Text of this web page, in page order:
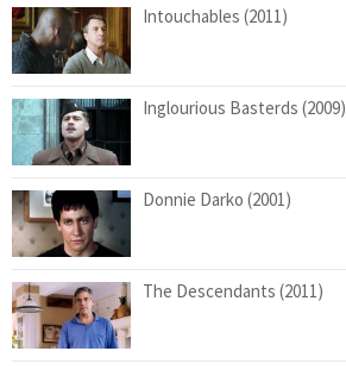
Intouchables (2011)
Inglourious Basterds (2009)
Donnie Darko (2001)
The Descendants (2011)